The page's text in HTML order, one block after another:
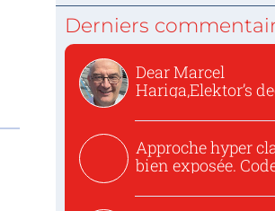
Derniers
Dear Marcel
Hariga,Elektor’s
Approche hyper
bien exposée.